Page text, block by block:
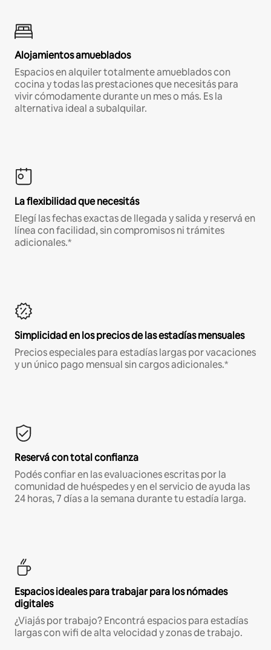
Alojamientos amueblados
Espacios en alquiler totalmente amueblados con
cocina y todas las prestaciones que necesitás para
vivir cómodamente durante un mes o más. Es la
alternativa ideal a subalquilar.
La flexibilidad que necesitás
Elegí las fechas exactas de llegada y salida y reservá en
línea con facilidad, sin compromisos ni trámites
adicionales.*
Simplicidad en los precios de las estadías mensuales
Precios especiales para estadías largas por vacaciones
y un único pago mensual sin cargos adicionales.*
Reservá con total confianza
Podés confiar en las evaluaciones escritas por la
comunidad de huéspedes y en el servicio de ayuda las
24 horas, 7 días a la semana durante tu estadía larga.
Espacios ideales para trabajar para los nómades
digitales
¿Viajás por trabajo? Encontrá espacios para estadías
largas con wifi de alta velocidad y zonas de trabajo.